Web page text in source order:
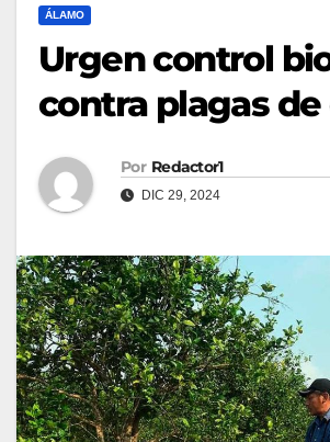
ÁLAMO
Urgen control
contra plagas
Por Redactor1
DIC 29, 2024